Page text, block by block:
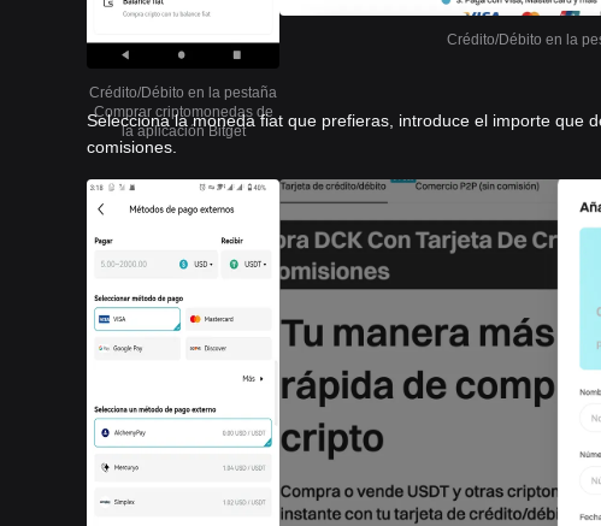
Crédito/Débito en la pestaña
Comprar criptomonedas de
la aplicación Bitget
Crédito/Débito en la
Selecciona la moneda fiat que prefieras, introduce el importe que
comisiones.